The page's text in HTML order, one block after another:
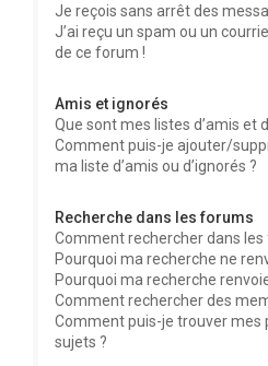
Je reçois sans arrêt des
J’ai reçu un spam ou un
de ce forum !
Amis et ignorés
Que sont mes listes d’amis et
Comment puis-je ajouter/
ma liste d’amis ou d’ignorés ?
Recherche dans les forums
Comment rechercher dans les
Pourquoi ma recherche ne
Pourquoi ma recherche
Comment rechercher des
Comment puis-je trouver mes
sujets ?